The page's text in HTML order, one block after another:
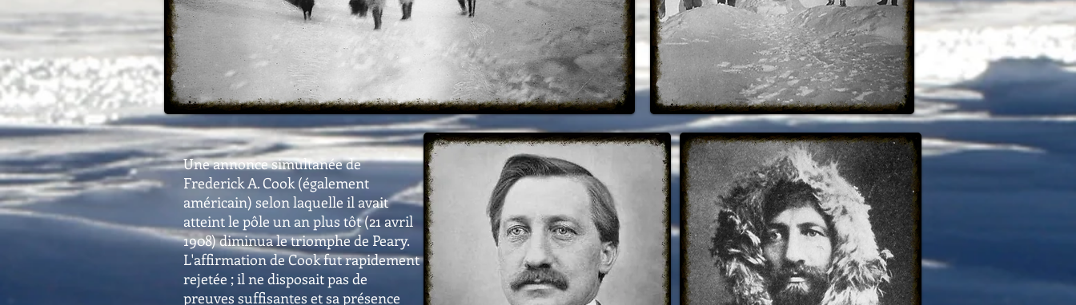
Une annonce simultanée de
Frederick A. Cook (également
américain) selon laquelle il avait
atteint le pôle un an plus tôt (21 avril
1908) diminua le triomphe de Peary.
L'affirmation de Cook fut rapidement
rejetée ; il ne disposait pas de
preuves suffisantes et sa présence